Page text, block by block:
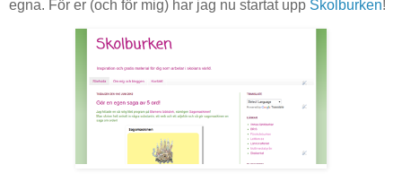
egna. För er (och för mig) har jag nu startat upp Skolburken!